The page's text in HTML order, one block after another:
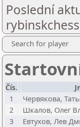
Poslední
Search for player
Čís.
1
Червякова,
2
Шкалов, Олег
3
Евтухов, Лев